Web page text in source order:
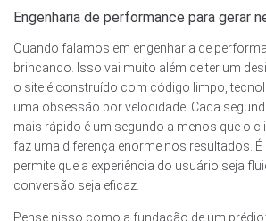
Engenharia de performance para gerar
Quando falamos em engenharia de
brincando. Isso vai muito além de ter um
o site é construído com código limpo,
uma obsessão por velocidade. Cada
mais rápido é um segundo a menos que o
faz uma diferença enorme nos resultados.
permite que a experiência do usuário seja
conversão seja eficaz.
Pense nisso como a fundação de um